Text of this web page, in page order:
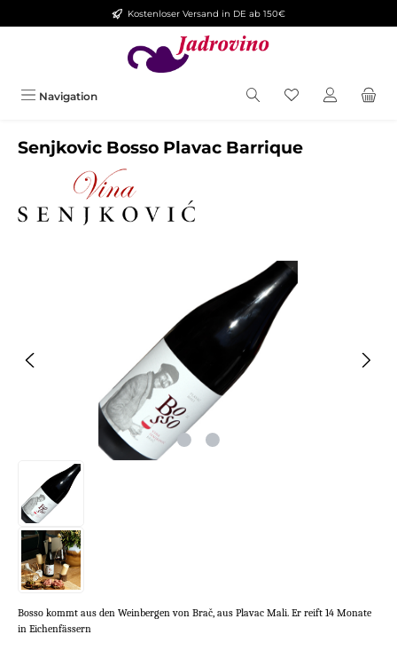
Zum Hauptinhalt springenKostenloser Versand in DE ab 150€
Navigation
Senjkovic Bosso Plavac Barrique
Bosso kommt aus den Weinbergen von Brač, aus Plavac Mali. Er reift 14 Monate
in Eichenfässern